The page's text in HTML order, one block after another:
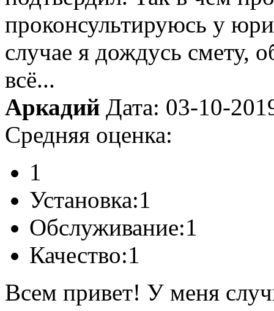
проконсультируюсь у
случае я дождусь смету,
всё...
Аркадий Дата: 03-10-
Средняя оценка:
1
Установка:1
Обслуживание:1
Качество:1
Всем привет! У меня